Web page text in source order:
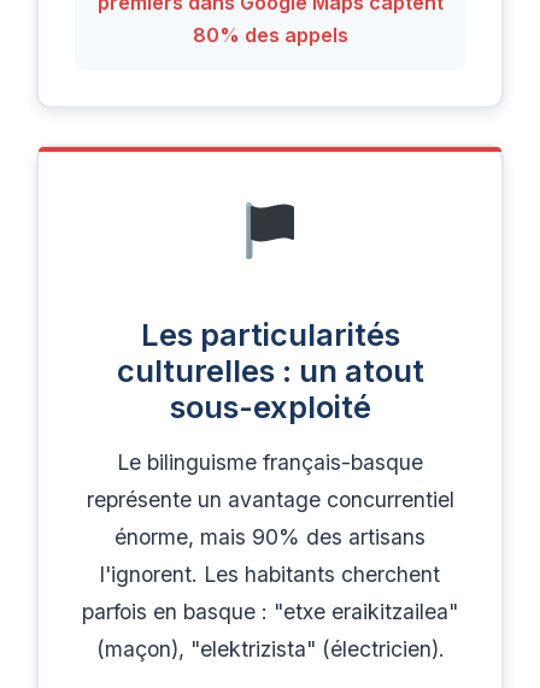
80% des appels
Les particularités
culturelles : un atout
sous-exploité
Le bilinguisme français-basque
représente un avantage concurrentiel
énorme, mais 90% des artisans
l'ignorent. Les habitants cherchent
parfois en basque : "etxe eraikitzailea"
(maçon), "elektrizista" (électricien).